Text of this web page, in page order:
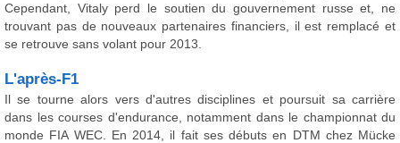
Cependant, Vitaly perd le soutien du gouvernement russe et, ne
trouvant pas de nouveaux partenaires financiers, il est remplacé et
se retrouve sans volant pour 2013.
L'après-F1
Il se tourne alors vers d'autres disciplines et poursuit sa carrière
dans les courses d'endurance, notamment dans le championnat du
monde FIA WEC. En 2014, il fait ses débuts en DTM chez Mücke